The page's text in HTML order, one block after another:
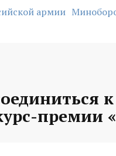
армии
премии